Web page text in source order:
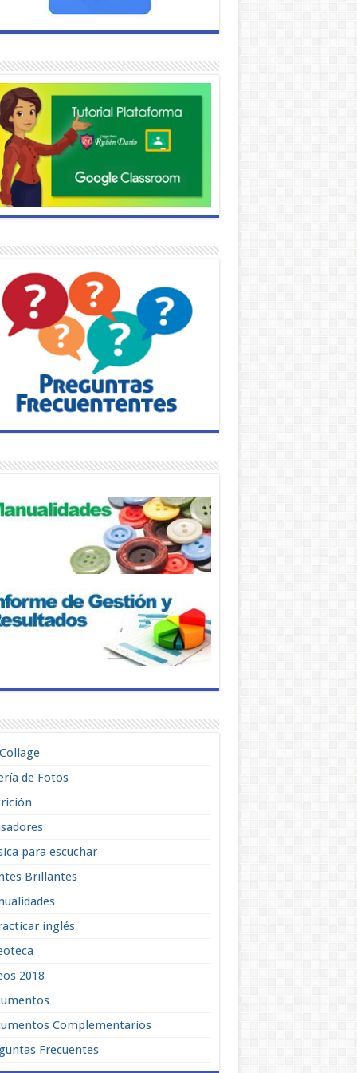
de Fotos
para escuchar
Brillantes
inglés
2018
Complementarios
Frecuentes